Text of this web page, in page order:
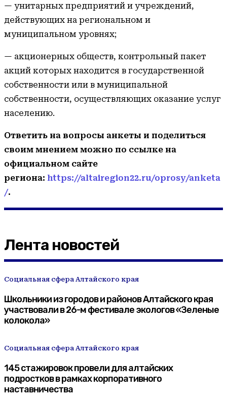
— унитарных предприятий и учреждений,
действующих на региональном и
муниципальном уровнях;
— акционерных обществ, контрольный пакет
акций которых находится в государственной
собственности или в муниципальной
собственности, осуществляющих оказание услуг
населению.
Ответить на вопросы анкеты и поделиться
своим мнением можно по ссылке на
официальном сайте
региона: https://altairegion22.ru/oprosy/anketa
/.
Лента новостей
Социальная сфера Алтайского края
Школьники из городов и районов Алтайского края
участвовали в 26-м фестивале экологов «Зеленые
колокола»
Социальная сфера Алтайского края
145 стажировок провели для алтайских
подростков в рамках корпоративного
наставничества